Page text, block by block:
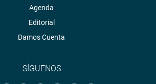
Agenda
Editorial
Damos Cuenta
SÍGUENOS